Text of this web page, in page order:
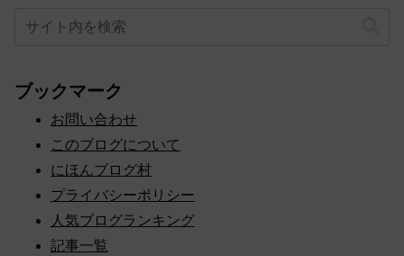
ブックマーク
お問い合わせ
このブログについて
にほんブログ村
プライバシーポリシー
人気ブログランキング
記事一覧